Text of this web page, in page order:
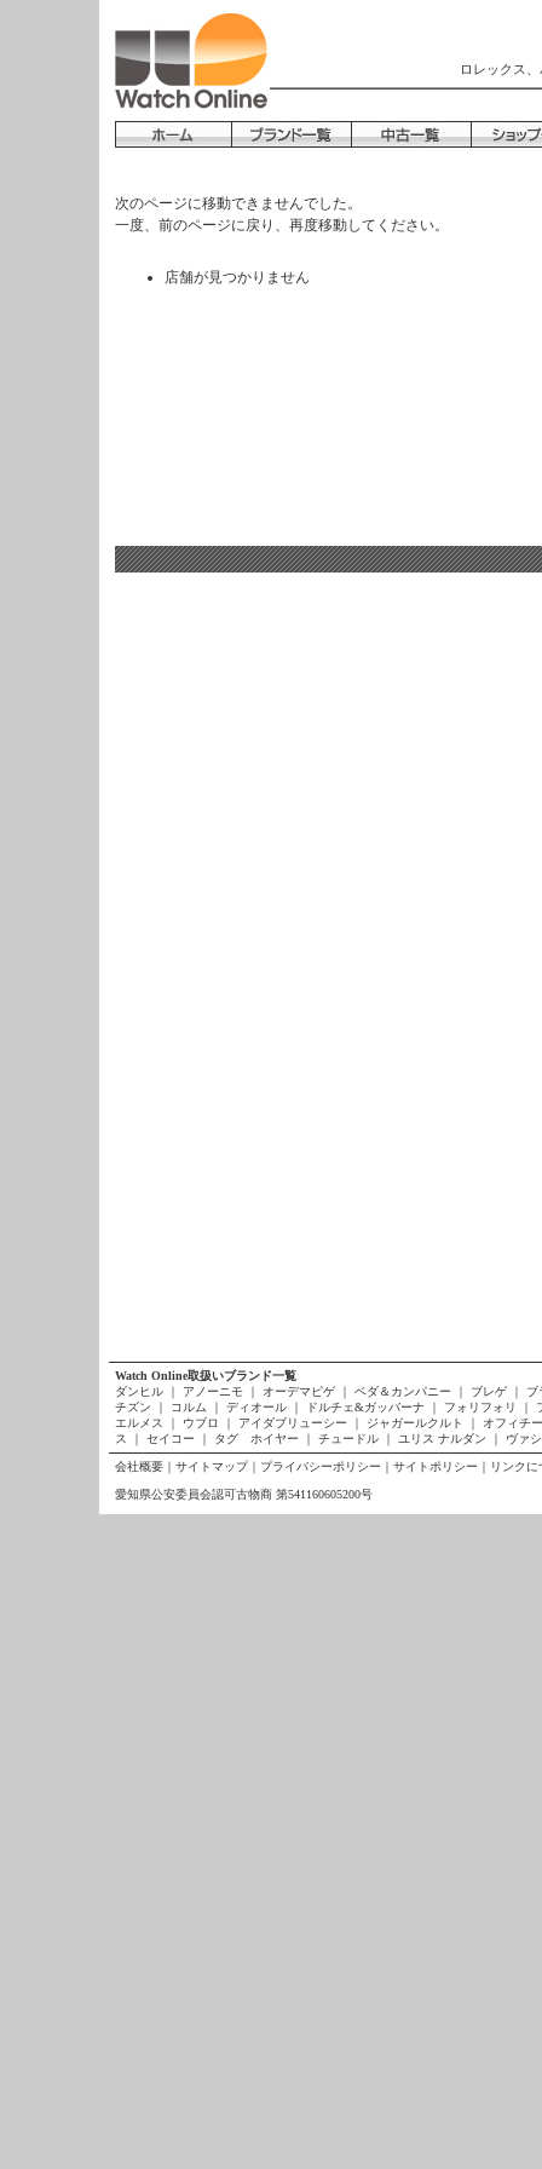
ロレックス
次のページに移動できませんでした。
一度、前のページに戻り、再度移動してください。
店舗が見つかりません
Watch Online取扱いブランド一覧
ダンヒル
｜ アノーニモ ｜ オーデマピゲ ｜ ベダ＆カンパニー ｜ ブレゲ ｜
ブ
チズン
｜ コルム ｜ ディオール ｜ ドルチェ&ガッバーナ ｜ フォリフォリ ｜
エルメス
｜ ウブロ ｜ アイダブリューシー ｜ ジャガールクルト ｜
オフィチ
ス
｜ セイコー ｜ タグ ホイヤー ｜ チュードル ｜ ユリス ナルダン ｜ ヴァ
会社概要 ｜ サイトマップ｜ プライバシーポリシー ｜ サイトポリシー ｜ リンクに
愛知県公安委員会認可古物商 第541160605200号